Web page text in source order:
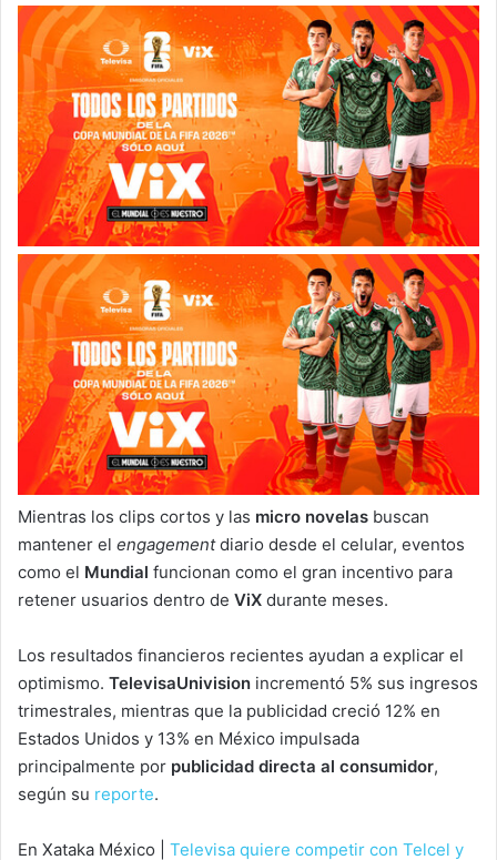
Mientras los clips cortos y las micro novelas buscan
mantener el engagementdiario desde el celular, eventos
como el Mundial funcionan como el gran incentivo para
retener usuarios dentro de ViX durante meses.
Los resultados financieros recientes ayudan a explicar el
optimismo. TelevisaUnivision incrementó 5% sus ingresos
trimestrales, mientras que la publicidad creció 12% en
Estados Unidos y 13% en México impulsada
principalmente por publicidad directa al consumidor,
según su reporte.
En Xataka México | Televisa quiere competir con Telcel y